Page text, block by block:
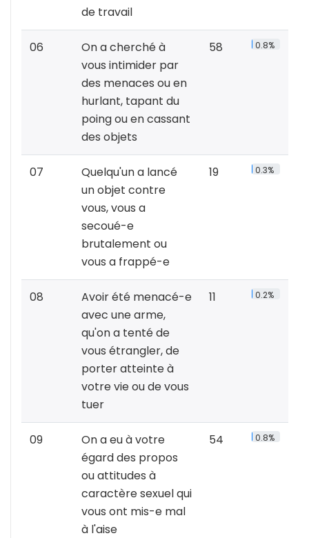
de travail
06
On a cherché à
vous intimider par
des menaces ou en
hurlant, tapant du
poing ou en cassant
des objets
58 0.8%
07
Quelqu'un a lancé
un objet contre
vous, vous a
secoué-e
brutalement ou
vous a frappé-e
19 0.3%
08
Avoir été menacé-e
avec une arme,
qu'on a tenté de
vous étrangler, de
porter atteinte à
votre vie ou de vous
tuer
11 0.2%
09
On a eu à votre
égard des propos
ou attitudes à
caractère sexuel qui
vous ont mis-e mal
à l'aise
54 0.8%